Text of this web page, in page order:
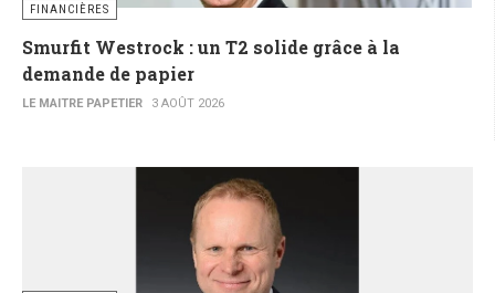
FINANCIÈRES
Smurfit Westrock : un T2 solide grâce à la
demande de papier
LE MAITRE PAPETIER 3 AOÛT 2026